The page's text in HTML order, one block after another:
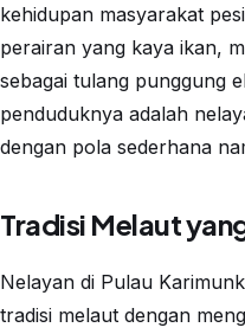
kehidupan masyarakat
perairan yang kaya ikan,
sebagai tulang punggung
penduduknya adalah
dengan pola sederhana
Tradisi Melaut
Nelayan di Pulau
tradisi melaut dengan